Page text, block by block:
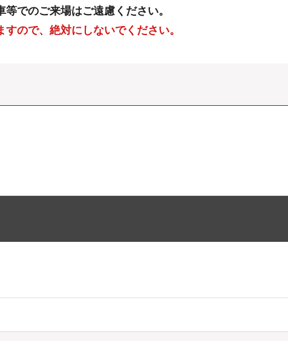
でのご来場はご遠慮ください。
ので、絶対にしないでください。